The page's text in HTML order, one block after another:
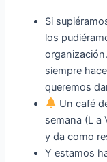
Si
los
siempre
queremos
Un café
semana (L a
y da como
Y estamos